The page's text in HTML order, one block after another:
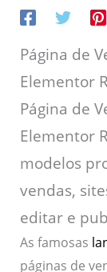
Página de
Elementor
Página de
Elementor
modelos
vendas,
editar e
As famosas
páginas de